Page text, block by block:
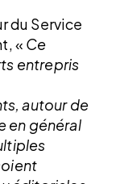
du Service
« Ce
entrepris
autour de
en général